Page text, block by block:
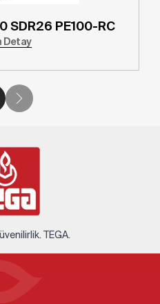
SDR26 PE100-RC
Detay
TEGA.